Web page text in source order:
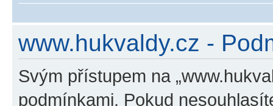
www.hukvaldy.cz -
Svým přístupem na
podmínkami. Pokud